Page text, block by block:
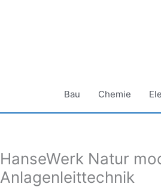
Bau Chemie
HanseWerk Natur
Anlagenleittechnik